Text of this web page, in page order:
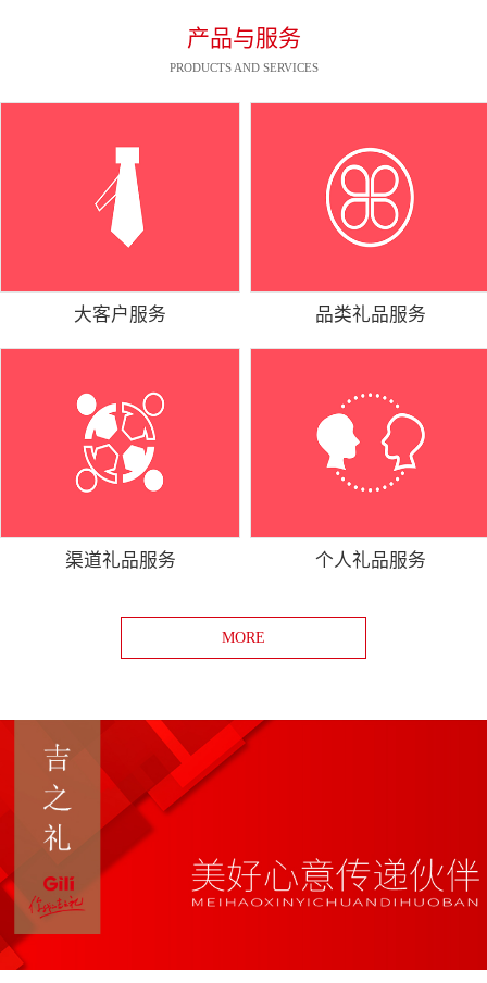
产品与服务
PRODUCTS AND SERVICES
大客户服务 品类礼品服务
渠道礼品服务 个人礼品服务
MORE